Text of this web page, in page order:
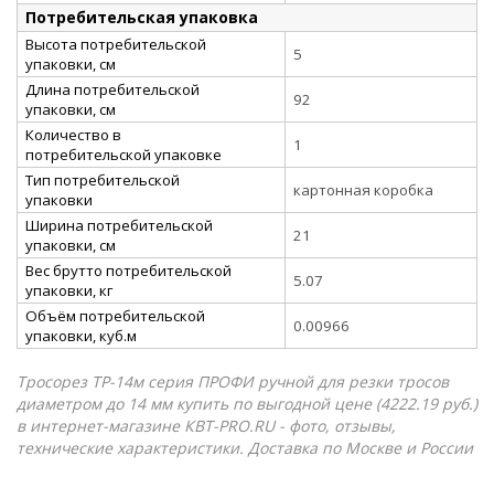
Потребительская упаковка
Высота потребительской
упаковки, см
5
Длина потребительской
упаковки, см
92
Количество в
потребительской упаковке
1
Тип потребительской
упаковки
картонная коробка
Ширина потребительской
упаковки, см
21
Вес брутто потребительской
упаковки, кг
5.07
Объём потребительской
упаковки, куб.м
0.00966
Тросорез ТР-14м серия ПРОФИ ручной для резки тросов
диаметром до 14 мм купить по выгодной цене (4222.19 руб.)
в интернет-магазине КВТ-PRO.RU - фото, отзывы,
технические характеристики. Доставка по Москве и России